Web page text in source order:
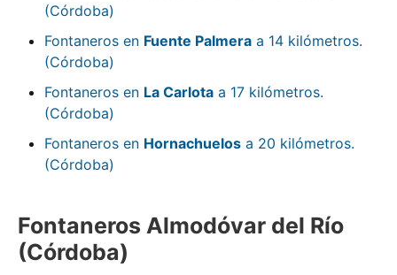
(Córdoba)
Fontaneros en Fuente Palmera a 14 kilómetros.
(Córdoba)
Fontaneros en La Carlota a 17 kilómetros.
(Córdoba)
Fontaneros en Hornachuelos a 20 kilómetros.
(Córdoba)
Fontaneros Almodóvar del Río
(Córdoba)